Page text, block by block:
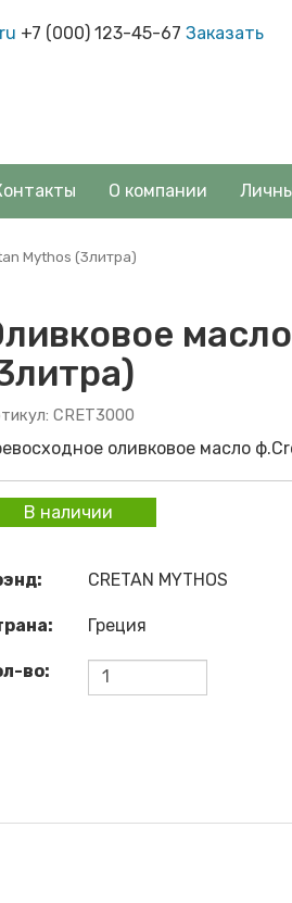
+7 (000) 123-45-67 Заказать
О компании
Mythos (3литра)
CRET3000
оливковое масло
В наличии
CRETAN MYTHOS
Греция
во: